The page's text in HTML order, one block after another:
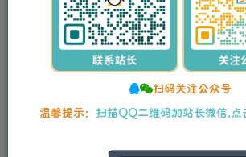
Adobe Acrobat Pro DC
激活绿色精简版
stalker
软件介绍
扫码关注公众号
温馨提示： 扫描QQ二维码加站长微信,点